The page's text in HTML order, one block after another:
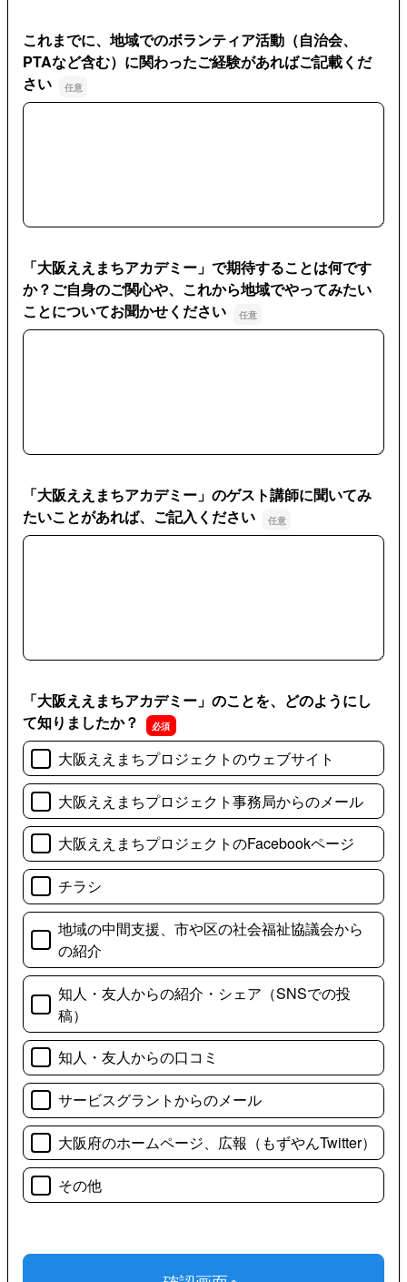
これまでに、地域でのボランティア活動（自治会、
PTAなど含む）に関わったご経験があればご記載くだ
さい
これまでに、地域でのボランティア活動（自治会、PTA
「大阪ええまちアカデミー」で期待することは何です
か？ご自身のご関心や、これから地域でやってみたい
ことについてお聞かせください
「大阪ええまちアカデミー」で期待することは何ですか
「大阪ええまちアカデミー」のゲスト講師に聞いてみ
たいことがあれば、ご記入ください
「大阪ええまちアカデミー」のゲスト講師に聞いてみた
「大阪ええまちアカデミー」のことを、どのようにし
て知りましたか？
大阪ええまちプロジェクトのウェブサイト
大阪ええまちプロジェクト事務局からのメール
大阪ええまちプロジェクトのFacebookページ
チラシ
地域の中間支援、市や区の社会福祉協議会から
の紹介
知人・友人からの紹介・シェア（SNSでの投
稿）
知人・友人からの口コミ
サービスグラントからのメール
大阪府のホームページ、広報（もずやんTwitter）
その他